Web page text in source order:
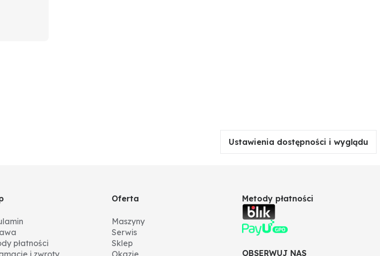
Ustawienia dostępności i wyglądu
płatności
i zwroty
Oferta
Maszyny
Serwis
Sklep
Okazje
Metody płatności
OBSERWUJ NAS